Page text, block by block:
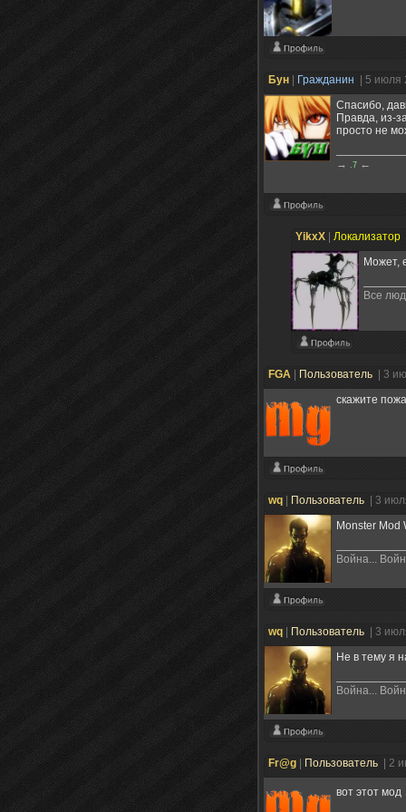
Бун Гражданин
| 5
Спасибо,
Правда, из-
просто не
→ .7 ←
YikxX Локализатор
Может,
Все
FGA Пользователь
| 3
скажите
wq Пользователь
| 3
Monster Mod
Война...
wq Пользователь
| 3
Не в тему я
Война...
Fr@g Пользователь | 2
вот этот мод